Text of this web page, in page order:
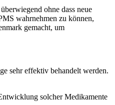
ohne dass neue
wahrnehmen zu können,
gemacht, um
sehr effektiv behandelt werden.
solcher Medikamente